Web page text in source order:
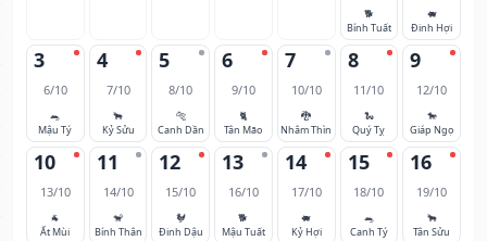
🐕
Bính Tuất
🐖
Đinh Hợi
3
6/10
🐀
Mậu Tý
4
7/10
🐂
Kỷ Sửu
5
8/10
🐅
Canh Dần
6
9/10
🐈
Tân Mão
7
10/10
🐉
Nhâm Thìn
8
11/10
🐍
Quý Tỵ
9
12/10
🐎
Giáp Ngọ
10
13/10
🐐
Ất Mùi
11
14/10
🐒
Bính Thân
12
15/10
🐓
Đinh Dậu
13
16/10
🐕
Mậu Tuất
14
17/10
🐖
Kỷ Hợi
15
18/10
🐀
Canh Tý
16
19/10
🐂
Tân Sửu